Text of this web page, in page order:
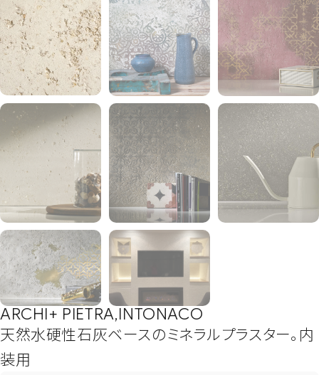
ARCHI+ PIETRA,INTONACO
天然水硬性石灰ベースのミネラルプラスター。内
装用